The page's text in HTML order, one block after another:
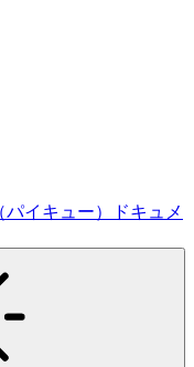
パイキュー）ドキュメ